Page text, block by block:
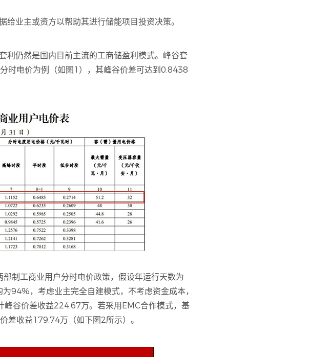
业主或资方以帮助其进行储能项目投资决策。
利仍然是国内目前主流的工商储盈利模式。峰谷套
时电价为例（如图1），其峰谷价差可达到0.8438
制工商业用户分时电价政策，假设年运行天数为
94%，考虑业主完全自建模式，不考虑资金成本，
谷价差收益224.67万。若采用EMC合作模式，基
差收益179.74万（如下图2所示）。